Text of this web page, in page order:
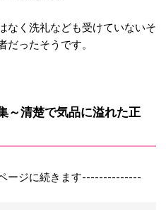
なく洗礼なども受けていないそ
だったそうです。
～清楚で気品に溢れた正
ージに続きます--------------